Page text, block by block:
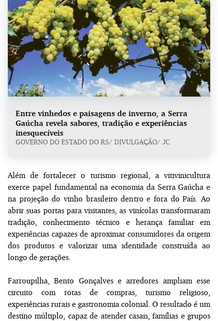
Entre vinhedos e paisagens de inverno, a Serra
Gaúcha revela sabores, tradição e experiências
inesquecíveis
GOVERNO DO ESTADO DO RS/ DIVULGAÇÃO/ JC
Além de fortalecer o turismo regional, a vitivinicultura
exerce papel fundamental na economia da Serra Gaúcha e
na projeção do vinho brasileiro dentro e fora do País. Ao
abrir suas portas para visitantes, as vinícolas transformaram
tradição, conhecimento técnico e herança familiar em
experiências capazes de aproximar consumidores da origem
dos produtos e valorizar uma identidade construída ao
longo de gerações.
Farroupilha, Bento Gonçalves e arredores ampliam esse
circuito com rotas de compras, turismo religioso,
experiências rurais e gastronomia colonial. O resultado é um
destino múltiplo, capaz de atender casais, famílias e grupos